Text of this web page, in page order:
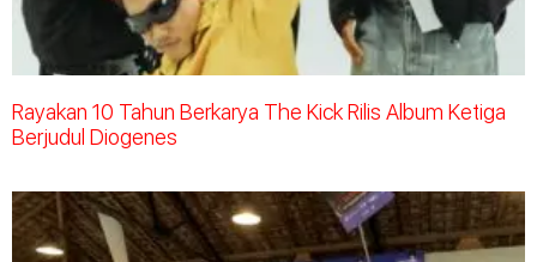
Rayakan 10 Tahun Berkarya The Kick Rilis Album Ketiga
Berjudul Diogenes